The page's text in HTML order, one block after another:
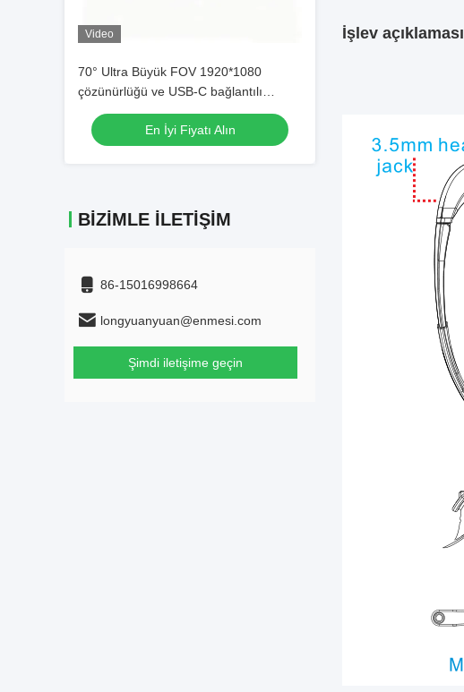
Video
70° Ultra Büyük FOV 1920*1080
çözünürlüğü ve USB-C bağlantılı
VR/AR Akıllı Gözlükler
En İyi Fiyatı Alın
BIZIMLE İLETIŞIM
86-15016998664
longyuanyuan@enmesi.com
Şimdi iletişime geçin
İşlev açıklaması